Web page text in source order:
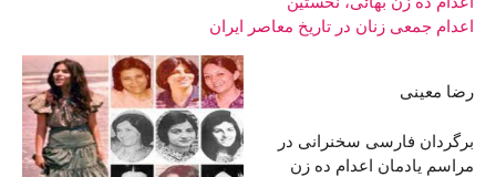
اعدام جمعی زنان در تاریخ معاصر ایران
رضا معینی
برگردان فارسی سخنرانی در
مراسم یادمان اعدام ده زن